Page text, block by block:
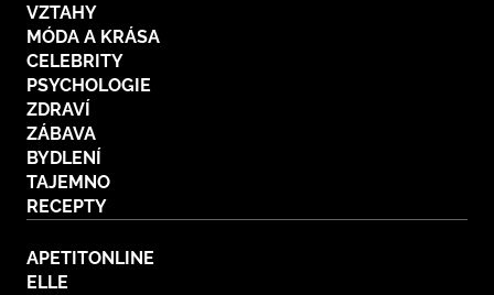
VZTAHY
MÓDA A KRÁSA
CELEBRITY
PSYCHOLOGIE
ZDRAVÍ
ZÁBAVA
BYDLENÍ
TAJEMNO
RECEPTY
APETITONLINE
ELLE